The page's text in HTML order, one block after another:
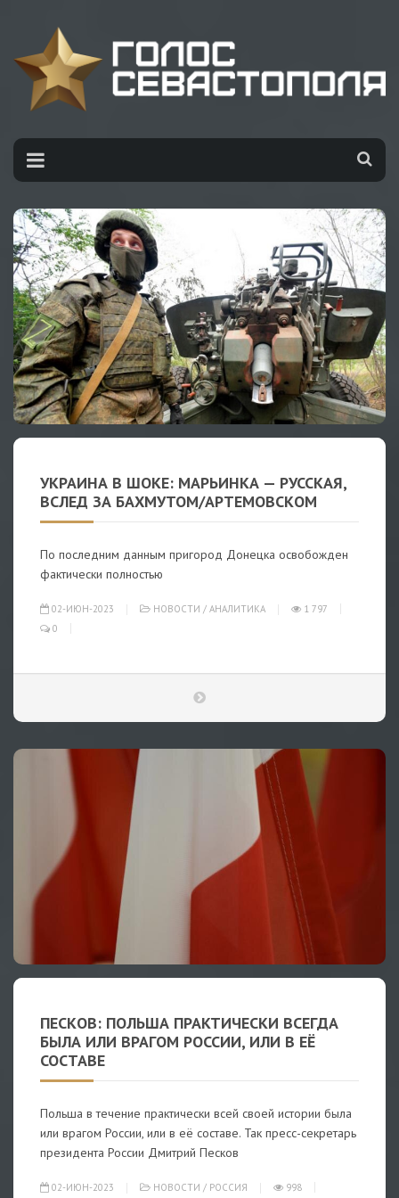
УКРАИНА В ШОКЕ: МАРЬИНКА — РУССКАЯ,
ВСЛЕД ЗА БАХМУТОМ/АРТЕМОВСКОМ
По последним данным пригород Донецка освобожден
фактически полностью
02-ИЮН-2023 НОВОСТИ / АНАЛИТИКА
1 797
0
ПЕСКОВ: ПОЛЬША ПРАКТИЧЕСКИ ВСЕГДА
БЫЛА ИЛИ ВРАГОМ РОССИИ, ИЛИ В ЕЁ
СОСТАВЕ
Польша в течение практически всей своей истории была
или врагом России, или в её составе. Так пресс-секретарь
президента России Дмитрий Песков
02-ИЮН-2023 НОВОСТИ / РОССИЯ 998